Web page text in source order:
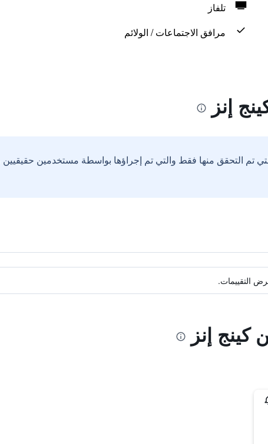
تلفاز
مرافق الاجتماعات / الولائم
إنز
تم التحقق منها فقط والتي تم إجراؤها بواسطة مستخدمين
التقييمات.
كينج إنز